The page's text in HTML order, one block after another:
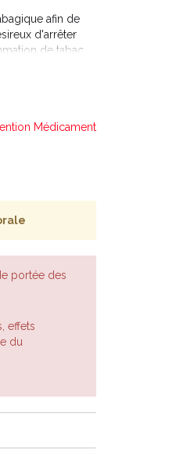
afin de
d'arrêter
de tabac
fumeur
Médicament
portée des
effets
du